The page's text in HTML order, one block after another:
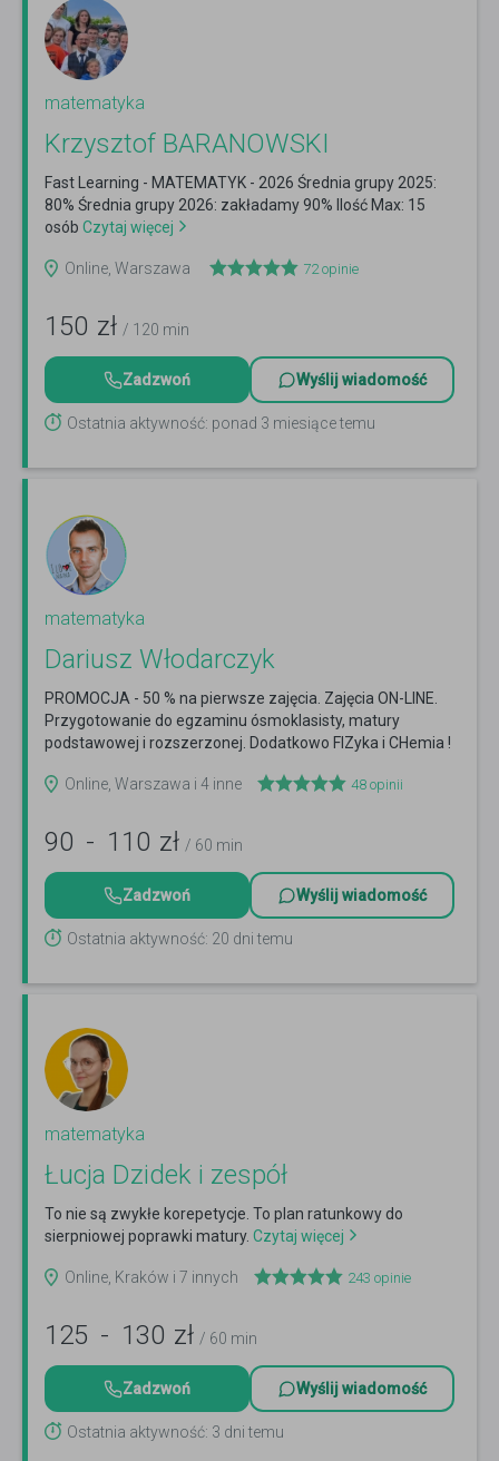
matematyka
Krzysztof BARANOWSKI
Fast Learning - MATEMATYK - 2026 Średnia grupy 2025:
80% Średnia grupy 2026: zakładamy 90% Ilość Max: 15
osób Czytaj więcej
Online, Warszawa 72opinie
150 zł / 120 min
Zadzwoń Wyślij wiadomość
Ostatnia aktywność: ponad 3 miesiące temu
matematyka
Dariusz Włodarczyk
PROMOCJA - 50 % na pierwsze zajęcia. Zajęcia ON-LINE.
Przygotowanie do egzaminu ósmoklasisty, matury
podstawowej i rozszerzonej. Dodatkowo FIZyka i CHemia !
Online, Warszawa i 4 inne
48 opinii
90 - 110 zł / 60 min
Zadzwoń Wyślij wiadomość
Ostatnia aktywność: 20 dni temu
matematyka
Łucja Dzidek i zespół
To nie są zwykłe korepetycje. To plan ratunkowy do
sierpniowej poprawki matury. Czytaj więcej
Online, Kraków i 7 innych 243 opinie
125 - 130 zł / 60 min
Zadzwoń Wyślij wiadomość
Ostatnia aktywność: 3 dni temu